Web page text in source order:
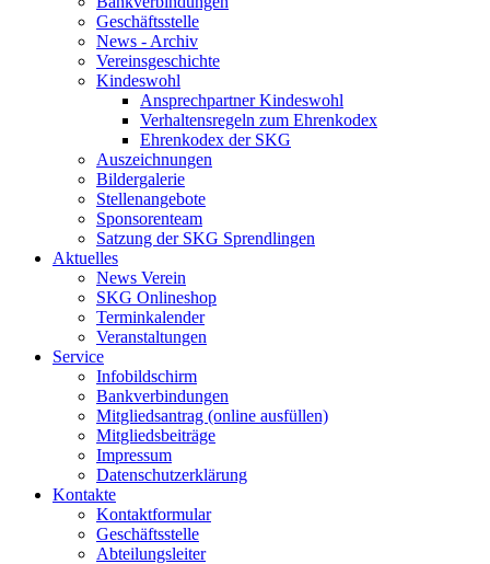
Geschäftsstelle
News - Archiv
Vereinsgeschichte
Kindeswohl
Ansprechpartner Kindeswohl
Verhaltensregeln zum Ehrenkodex
Ehrenkodex der SKG
Auszeichnungen
Bildergalerie
Stellenangebote
Sponsorenteam
Satzung der SKG Sprendlingen
Aktuelles
News Verein
SKG Onlineshop
Terminkalender
Veranstaltungen
Service
Infobildschirm
Bankverbindungen
Mitgliedsantrag (online ausfüllen)
Mitgliedsbeiträge
Impressum
Datenschutzerklärung
Kontakte
Kontaktformular
Geschäftsstelle
Abteilungsleiter